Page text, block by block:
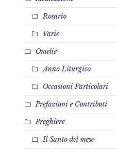
Rosario
Varie
Omelie
Anno Liturgico
Occasioni Particolari
Prefazioni e Contributi
Preghiere
Il Santo del mese